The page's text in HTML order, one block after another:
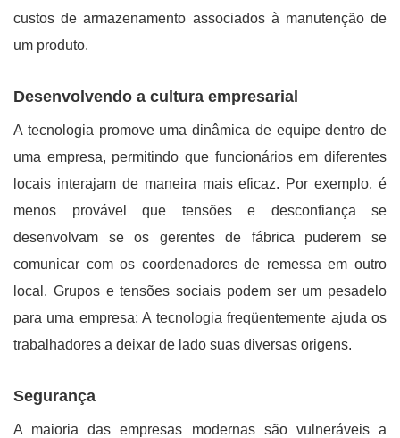
custos de armazenamento associados à manutenção de
um produto.
Desenvolvendo a cultura empresarial
A tecnologia promove uma dinâmica de equipe dentro de
uma empresa, permitindo que funcionários em diferentes
locais interajam de maneira mais eficaz. Por exemplo, é
menos provável que tensões e desconfiança se
desenvolvam se os gerentes de fábrica puderem se
comunicar com os coordenadores de remessa em outro
local. Grupos e tensões sociais podem ser um pesadelo
para uma empresa; A tecnologia freqüentemente ajuda os
trabalhadores a deixar de lado suas diversas origens.
Segurança
A maioria das empresas modernas são vulneráveis ​​a